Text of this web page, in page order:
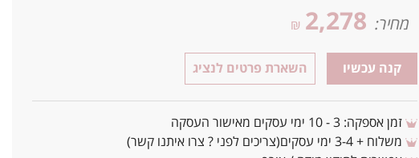
מחיר: 2,278
₪
קנה עכשיו השארת פרטים לנציג
זמן אספקה: 3 - 10 ימי עסקים מאישור העסקה
משלוח + 3-4 ימי עסקים(צריכים לפני ? צרו איתנו קשר)